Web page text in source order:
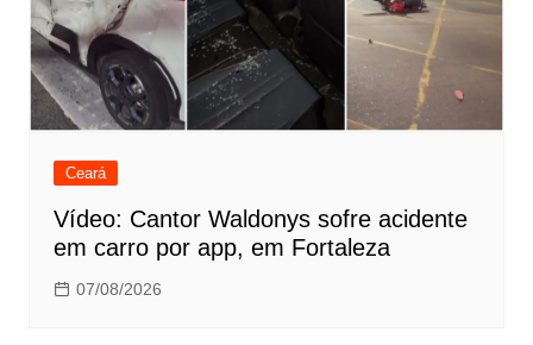
Ceará
Vídeo: Cantor Waldonys sofre acidente
em carro por app, em Fortaleza
07/08/2026